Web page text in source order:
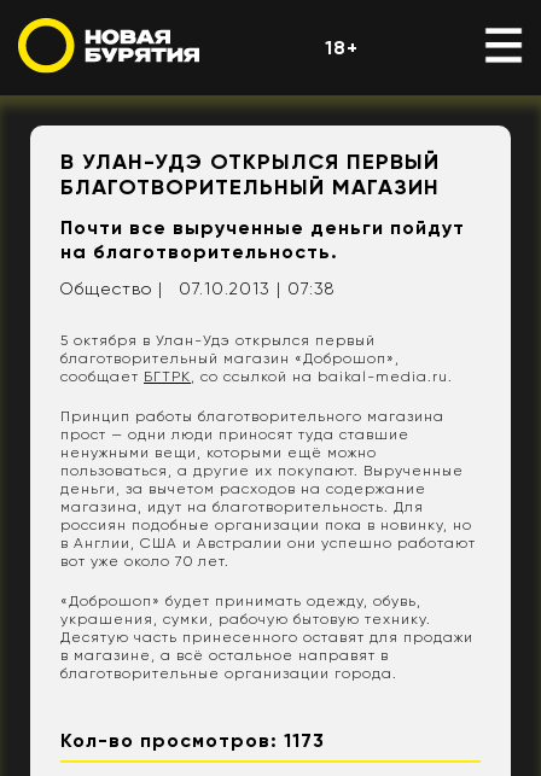
18+
В УЛАН-УДЭ ОТКРЫЛСЯ ПЕРВЫЙ
БЛАГОТВОРИТЕЛЬНЫЙ МАГАЗИН
Почти все вырученные деньги пойдут
на благотворительность.
Общество | 07.10.2013 | 07:38
5 октября в Улан-Удэ открылся первый
благотворительный магазин «Доброшоп»,
сообщает БГТРК , со ссылкой на baikal-media.ru.
Принцип работы благотворительного магазина
прост — одни люди приносят туда ставшие
ненужными вещи, которыми ещё можно
пользоваться, а другие их покупают. Вырученные
деньги, за вычетом расходов на содержание
магазина, идут на благотворительность. Для
россиян подобные организации пока в новинку, но
в Англии, США и Австралии они успешно работают
вот уже около 70 лет.
«Доброшоп» будет принимать одежду, обувь,
украшения, сумки, рабочую бытовую технику.
Десятую часть принесенного оставят для продажи
в магазине, а всё остальное направят в
благотворительные организации города.
Кол-во просмотров: 1173